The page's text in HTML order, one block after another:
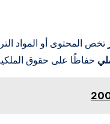
تخص المحتوى أو المواد
حفاظًا على حقوق